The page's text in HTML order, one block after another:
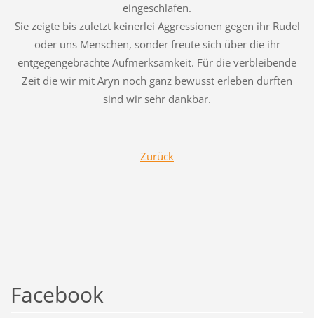
eingeschlafen.
Sie zeigte bis zuletzt keinerlei Aggressionen gegen ihr Rudel
oder uns Menschen, sonder freute sich über die ihr
entgegengebrachte Aufmerksamkeit. Für die verbleibende
Zeit die wir mit Aryn noch ganz bewusst erleben durften
sind wir sehr dankbar.
Zurück
Facebook